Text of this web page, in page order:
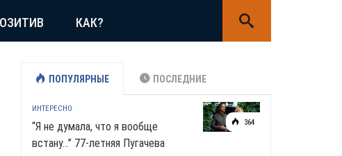
КАК?
ПОПУЛЯРНЫЕ ПОСЛЕДНИЕ
364
ИНТЕРЕСНО
“Я не думала, что я вообще
встану…” 77-летняя Пугачева